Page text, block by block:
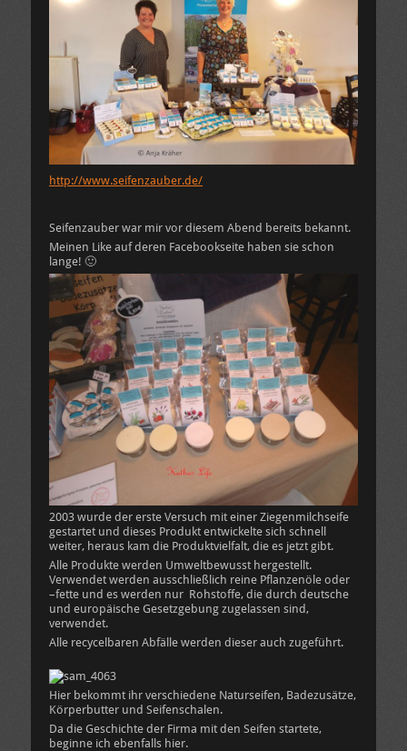
http://www.seifenzauber.de/
Seifenzauber war mir vor diesem Abend bereits bekannt.
Meinen Like auf deren Facebookseite haben sie schon
lange! 🙂
2003 wurde der erste Versuch mit einer Ziegenmilchseife
gestartet und dieses Produkt entwickelte sich schnell
weiter, heraus kam die Produktvielfalt, die es jetzt gibt.
Alle Produkte werden Umweltbewusst hergestellt.
Verwendet werden ausschließlich reine Pflanzenöle oder
–fette und es werden nur Rohstoffe, die durch deutsche
und europäische Gesetzgebung zugelassen sind,
verwendet.
Alle recycelbaren Abfälle werden dieser auch zugeführt.
Hier bekommt ihr verschiedene Naturseifen, Badezusätze,
Körperbutter und Seifenschalen.
Da die Geschichte der Firma mit den Seifen startete,
beginne ich ebenfalls hier.